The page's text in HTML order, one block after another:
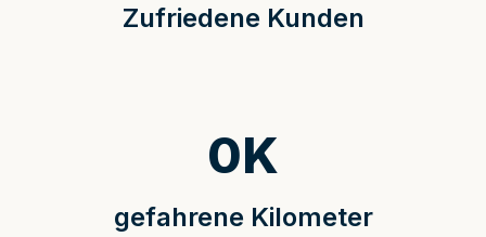
Zufriedene Kunden
gefahrene Kilometer
0K